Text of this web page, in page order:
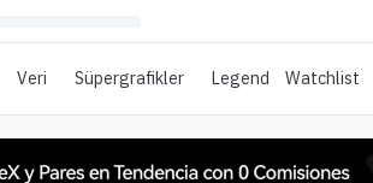
Veri Süpergrafikler Legend Watchlist